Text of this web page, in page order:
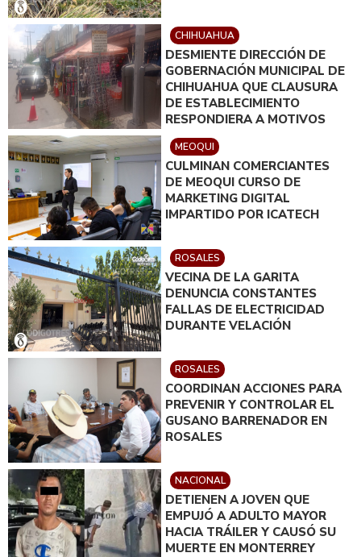
CHIHUAHUA
DESMIENTE DIRECCIÓN DE
GOBERNACIÓN MUNICIPAL DE
CHIHUAHUA QUE CLAUSURA
DE ESTABLECIMIENTO
RESPONDIERA A MOTIVOS
POLÍTICOS
MEOQUI
CULMINAN COMERCIANTES
DE MEOQUI CURSO DE
MARKETING DIGITAL
IMPARTIDO POR ICATECH
ROSALES
VECINA DE LA GARITA
DENUNCIA CONSTANTES
FALLAS DE ELECTRICIDAD
DURANTE VELACIÓN
ROSALES
COORDINAN ACCIONES PARA
PREVENIR Y CONTROLAR EL
GUSANO BARRENADOR EN
ROSALES
NACIONAL
DETIENEN A JOVEN QUE
EMPUJÓ A ADULTO MAYOR
HACIA TRÁILER Y CAUSÓ SU
MUERTE EN MONTERREY